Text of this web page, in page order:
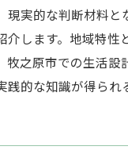
現実的な判断材料と
介します。地域特性
牧之原市での生活設
践的な知識が得られ